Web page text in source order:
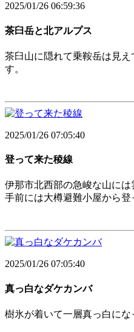
2025/01/26 06:59:36
茶臼岳と北アルプス
茶臼山に隠れて乗鞍岳は見
す。
2025/01/26 07:05:40
登って来た稜線
伊那市北西部の急峻な山には
手前には大樽避難小屋から登
2025/01/26 07:05:40
真っ白なダケカンバ
樹氷が着いて一層真っ白にな